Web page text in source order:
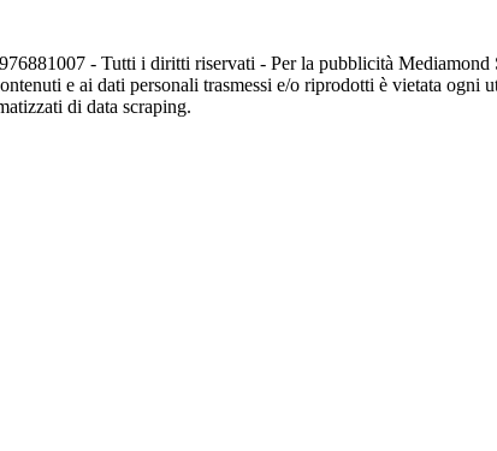
- Tutti i diritti riservati - Per la pubblicità
e ai dati personali trasmessi e/o riprodotti è vietata ogni
di data scraping.